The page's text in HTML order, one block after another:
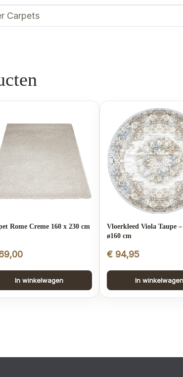
Carpets
Rome Creme 160 x 230 cm
In winkelwagen
Vloerkleed Viola Taupe
ø160 cm
€94,95
In winkelwagen